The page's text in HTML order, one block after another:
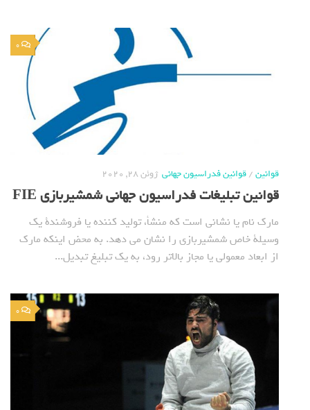
0
قوانین/قوانین فدراسیون جهانی ژوئن 28, 2020
قوانین تبلیغات فدراسیون جهانی شمشیربازی FIE
مارک نام یا نشانی است که منشأ، تولید کننده یا فروشندة یک
وسیلة خاص شمشیربازی را نشان می دهد. به محض اینکه مارک
از ابعاد معمولی یا مجاز بالاتر رود، به یک تبلیغ تبدیل...
0